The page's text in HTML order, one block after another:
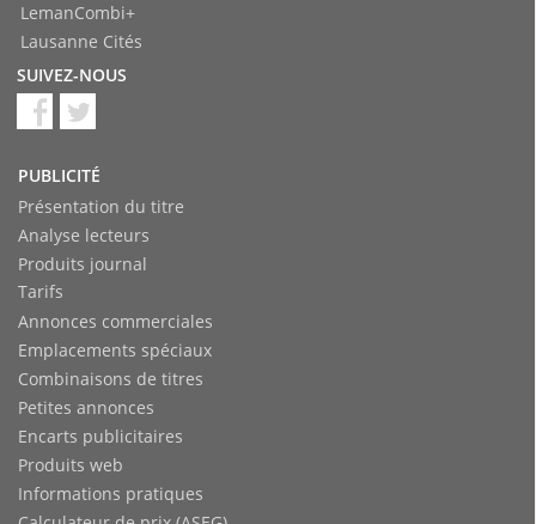
PUBLICITÉ
Présentation du titre
Analyse lecteurs
Produits journal
Tarifs
Annonces commerciales
Emplacements spéciaux
Combinaisons de titres
Petites annonces
Encarts publicitaires
Produits web
Informations pratiques
LemanCombi+
Lausanne Cités
SUIVEZ-NOUS